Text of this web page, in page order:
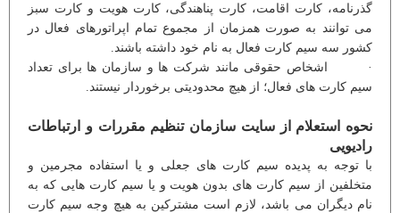
گذرنامه، کارت اقامت، کارت پناهندگی، کارت هویت و کارت سبز
می توانند به صورت همزمان از مجموع تمام اپراتورهای فعال در
کشور سه سیم کارت فعال به نام خود داشته باشند.
· اشخاص حقوقی مانند شرکت ها و سازمان ها برای تعداد
سیم کارت های فعال؛ از هیچ محدودیتی برخوردار نیستند.
نحوه استعلام از سایت سازمان تنظیم مقررات و ارتباطات
رادیویی
با توجه به پدیده سیم کارت های جعلی و یا استفاده مجرمین و
متخلفین از سیم کارت های بدون هویت و یا سیم کارت هایی که به
نام دیگران می باشد، لازم است مشترکین به هیچ وجه سیم کارت